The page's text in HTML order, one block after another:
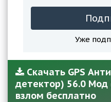
Уже
Скачать GPS
детектор) 56.0 Мод
взлом бесплатно